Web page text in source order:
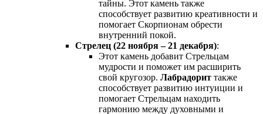
тайны. Этот камень также
способствует развитию креативности и
помогает Скорпионам обрести
внутренний покой.
Стрелец (22 ноября – 21 декабря):
Этот камень добавит Стрельцам
мудрости и поможет им расширить
свой кругозор. Лабрадорит также
способствует развитию интуиции и
помогает Стрельцам находить
гармонию между духовными и